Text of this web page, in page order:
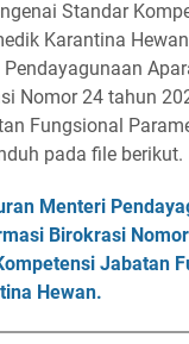
Standar
Karantina
Nomor 24 tahun
Fungsional
pada file berikut.
Menteri
Birokrasi
Jabatan
Hewan.